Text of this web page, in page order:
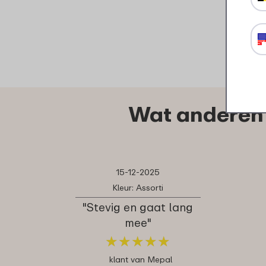
Wat
15-12-2025
Kleur: Assorti
"Stevig en gaat lang
mee"
★★★★★
★★★★★
klant van Mepal